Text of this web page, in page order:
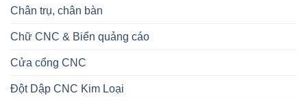
Chân trụ, chân bàn
Chữ CNC & Biển quảng cáo
Cửa cổng CNC
Đột Dập CNC Kim Loại